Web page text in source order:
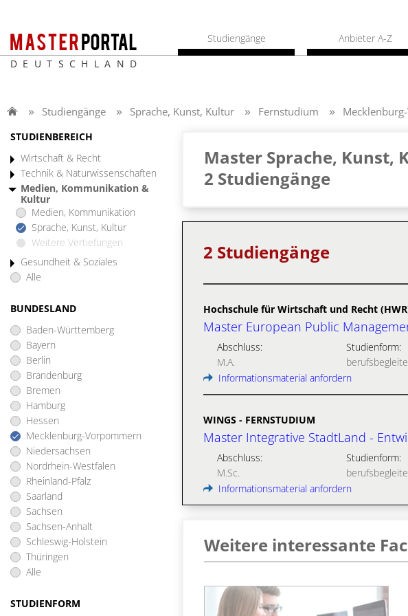
DEUTSCHLAND
Studiengänge Sprache, Kunst, Kultur Fernstudium
STUDIENBEREICH
Wirtschaft & Recht
Technik & Naturwissenschaften
Medien, Kommunikation &
Kultur
Medien, Kommunikation
Sprache, Kunst, Kultur
Weitere Vertiefungen
Gesundheit & Soziales
Alle
BUNDESLAND
Baden-Württemberg
Bayern
Berlin
Brandenburg
Bremen
Hamburg
Hessen
Mecklenburg-Vorpommern
Niedersachsen
Nordrhein-Westfalen
Rheinland-Pfalz
Saarland
Sachsen
Sachsen-Anhalt
Schleswig-Holstein
Thüringen
Alle
STUDIENFORM
Master Sprache, Kunst,
2 Studiengänge
2 Studiengänge
Hochschule für Wirtschaft und Recht
Master European Public
Abschluss:
M.A.
Studienform:
Informationsmaterial anfordern
WINGS - FERNSTUDIUM
Master Integrative StadtLand -
Abschluss:
M.Sc.
Studienform:
Informationsmaterial anfordern
Weitere interessante
Studiengänge Anbieter A-Z